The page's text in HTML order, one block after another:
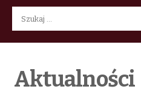
Szukaj:
Aktualności